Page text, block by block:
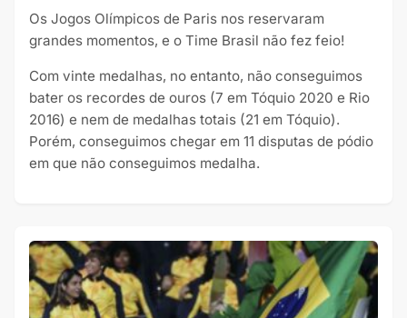
Os Jogos Olímpicos de Paris nos reservaram
grandes momentos, e o Time Brasil não fez feio!
Com vinte medalhas, no entanto, não conseguimos
bater os recordes de ouros (7 em Tóquio 2020 e Rio
2016) e nem de medalhas totais (21 em Tóquio).
Porém, conseguimos chegar em 11 disputas de pódio
em que não conseguimos medalha.